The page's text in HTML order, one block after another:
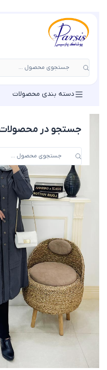
جستجوی محصول ...
جستجو در
دسته بندی محصولات